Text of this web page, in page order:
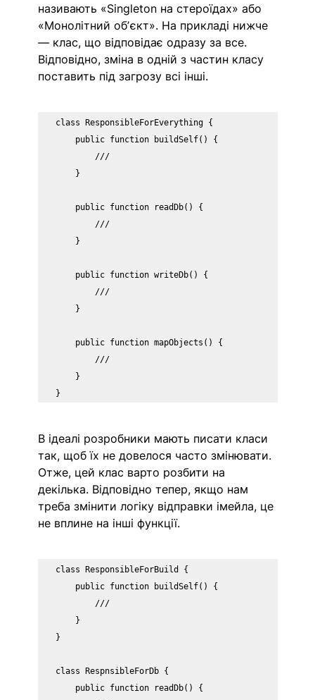
називають «Singleton на стероїдах» або
«Монолітний обʼєкт». На прикладі нижче
— клас, що відповідає одразу за все.
Відповідно, зміна в одній з частин класу
поставить під загрозу всі інші.
class ResponsibleForEverything {
}
В ідеалі розробники мають писати класи
так, щоб їх не довелося часто змінювати.
Отже, цей клас варто розбити на
декілька. Відповідно тепер, якщо нам
треба змінити логіку відправки імейла, це
не вплине на інші функції.
class ResponsibleForBuild {
}
class RespnsibleForDb {